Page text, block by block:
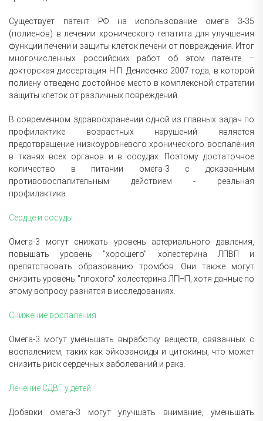
Существует патент РФ на использование омега 3-35
(полиенов) в лечении хронического гепатита для улучшения
функции печени и защиты клеток печени от повреждения. Итог
многочисленных российских работ об этом патенте –
докторская диссертация Н.П. Денисенко 2007 года, в которой
полиену отведено достойное место в комплексной стратегии
защиты клеток от различных повреждений.
В современном здравоохранении одной из главных задач по
профилактике возрастных нарушений является
предотвращение низкоуровневого хронического воспаления
в тканях всех органов и в сосудах. Поэтому достаточное
количество в питании омега-3 с доказанным
противовоспалительным действием - реальная
профилактика.
Сердце и сосуды
Омега-3 могут снижать уровень артериального давления,
повышать уровень "хорошего" холестерина ЛПВП и
препятствовать образованию тромбов. Они также могут
снизить уровень "плохого" холестерина ЛПНП, хотя данные по
этому вопросу разнятся в исследованиях.
Снижение воспаления
Омега-3 могут уменьшать выработку веществ, связанных с
воспалением, таких как эйкозаноиды и цитокины, что может
снизить риск сердечных заболеваний и рака.
Лечение СДВГ у детей
Добавки омега-3 могут улучшать внимание, уменьшать